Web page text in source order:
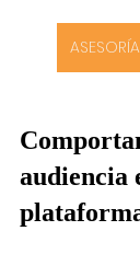
audiencia